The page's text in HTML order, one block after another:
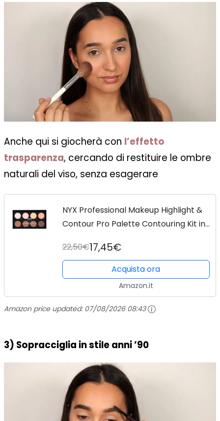
Anche qui si giocherà con l’effetto
trasparenza, cercando di restituire le ombre
naturali del viso, senza esagerare
NYX Professional Makeup Highlight &
Contour Pro Palette Contouring Kit in
Perlescenti
22,50€17,45€
Acquista ora
Amazon.it
Amazon price updated: 07/08/2026 08:43
3) Sopracciglia in stile anni ’90